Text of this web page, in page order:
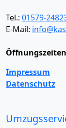
Tel.: 01579-
E-Mail:
Impressum
Datenschutz